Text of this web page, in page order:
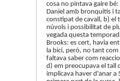
cosa no pintava gaire
Daniel amb bronquitis i
constipat de cavall, b) el
núvols i possibilitat de
vegada questa
Brooks: es cert, havia
la bici, però, no tant com
faltava saber com
d) em preocupava el tall
implicava haver d'anar